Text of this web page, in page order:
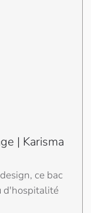
| Karisma
ce bac
d'hospitalité